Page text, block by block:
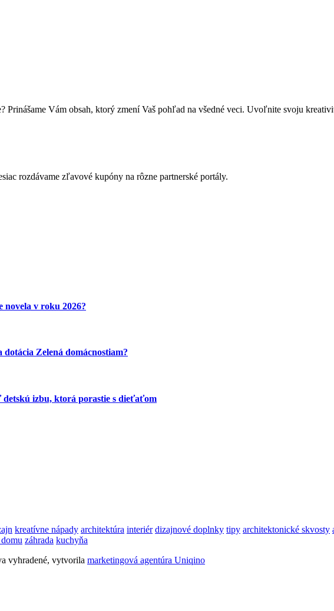
Prinášame Vám obsah, ktorý zmení Vaš pohľad na všedné veci. Uvoľnite svoju
rozdávame zľavové kupóny na rôzne partnerské portály.
novela v roku 2026?
Zelená domácnostiam?
izbu, ktorá porastie s dieťaťom
kreatívne nápady architektúra interiér dizajnové doplnky tipy architektonické skvosty
záhrada kuchyňa
vyhradené, vytvorila marketingová agentúra Uniqino